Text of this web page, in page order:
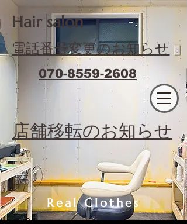
​Hair salon
電話番号変更のお知らせ
070-8559-2608
​店舗移転のお知らせ
Real Clothes